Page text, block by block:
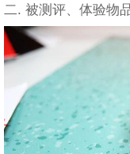
二. 被测评、体验物